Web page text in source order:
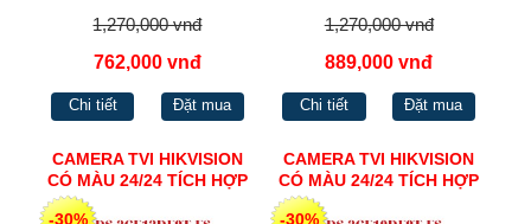
1,270,000 vnđ
762,000 vnđ
Chi tiết Đặt mua
1,270,000 vnđ
889,000 vnđ
Chi tiết Đặt mua
CAMERA TVI HIKVISION
CÓ MÀU 24/24 TÍCH HỢP
MIC 2MP DS-2CE12DF0T-
-30%
CAMERA TVI HIKVISION
CÓ MÀU 24/24 TÍCH HỢP
MIC 2MP DS-2CE10DF0T-
-30%